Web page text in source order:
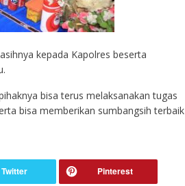
kepada Kapolres beserta
bisa terus melaksanakan tugas
bisa memberikan sumbangsih terbaik